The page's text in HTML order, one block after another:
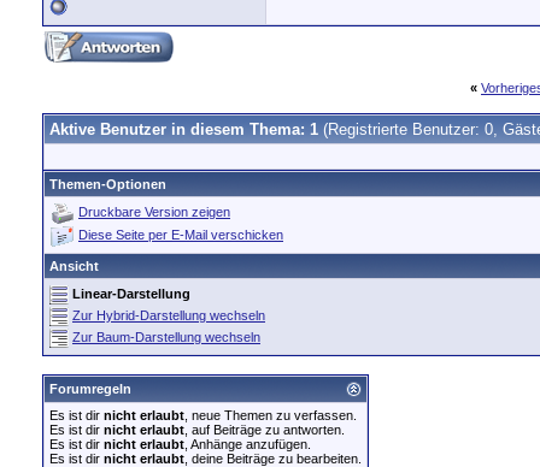
«
Aktive Benutzer in diesem Thema: 1 (Registrierte Benutzer: 0,
Themen-Optionen
Druckbare Version zeigen
Diese Seite per E-Mail verschicken
Ansicht
Linear-Darstellung
Zur Hybrid-Darstellung wechseln
Zur Baum-Darstellung wechseln
Forumregeln
Es ist dir nicht erlaubt , neue Themen zu verfassen.
Es ist dir nicht erlaubt , auf Beiträge zu antworten.
Es ist dir nicht erlaubt , Anhänge anzufügen.
Es ist dir nicht erlaubt , deine Beiträge zu bearbeiten.